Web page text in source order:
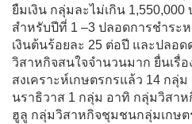
ยืมเงิน กลุ่มละไม่เกิน 1,550,000
สำหรับปีที่ 1 –3 ปลอดการชำระ
เงินต้นร้อยละ 25 ต่อปี และปลอ
วิสาหกิจสนใจจำนวนมาก ยื่นเรื่
สงเคราะห์เกษตรกรแล้ว 14 กลุ่
นราธิวาส 1 กลุ่ม อาทิ กลุ่มวิสา
ฮูลู กลุ่มวิสาหกิจชุมชนกลุ่มเกษ